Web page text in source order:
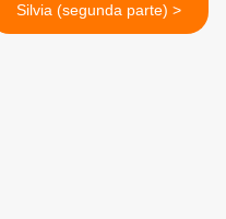
Silvia (segunda parte) >